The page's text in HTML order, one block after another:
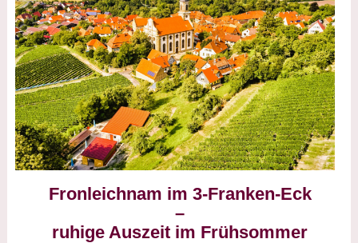
Fronleichnam im 3-Franken-Eck
–
ruhige Auszeit im Frühsommer